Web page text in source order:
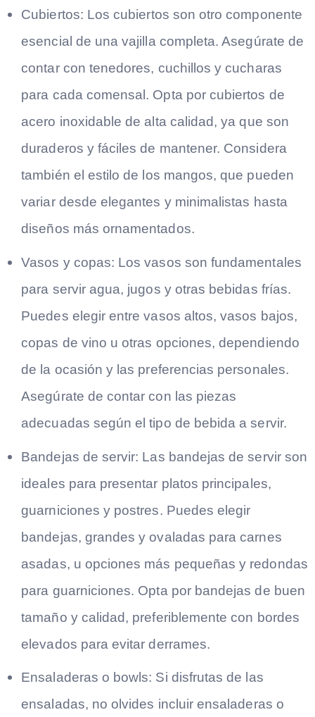
Cubiertos: Los cubiertos son otro componente
esencial de una vajilla completa. Asegúrate de
contar con tenedores, cuchillos y cucharas
para cada comensal. Opta por cubiertos de
acero inoxidable de alta calidad, ya que son
duraderos y fáciles de mantener. Considera
también el estilo de los mangos, que pueden
variar desde elegantes y minimalistas hasta
diseños más ornamentados.
Vasos y copas: Los vasos son fundamentales
para servir agua, jugos y otras bebidas frías.
Puedes elegir entre vasos altos, vasos bajos,
copas de vino u otras opciones, dependiendo
de la ocasión y las preferencias personales.
Asegúrate de contar con las piezas
adecuadas según el tipo de bebida a servir.
Bandejas de servir: Las bandejas de servir son
ideales para presentar platos principales,
guarniciones y postres. Puedes elegir
bandejas, grandes y ovaladas para carnes
asadas, u opciones más pequeñas y redondas
para guarniciones. Opta por bandejas de buen
tamaño y calidad, preferiblemente con bordes
elevados para evitar derrames.
Ensaladeras o bowls: Si disfrutas de las
ensaladas, no olvides incluir ensaladeras o